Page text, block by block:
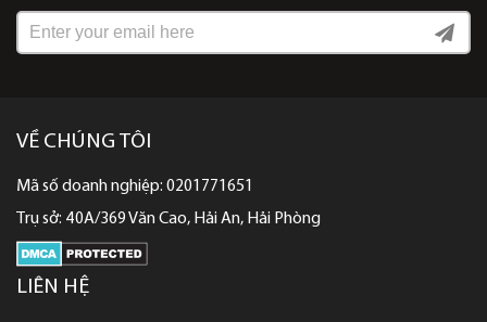
VỀ CHÚNG TÔI
Mã số doanh nghiệp: 0201771651
Trụ sở: 40A/369 Văn Cao, Hải An, Hải Phòng
LIÊN HỆ